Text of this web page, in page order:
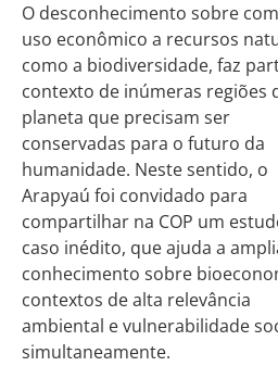
O desconhecimento sobre
uso econômico a recursos
como a biodiversidade, faz
contexto de inúmeras regiões
planeta que precisam ser
conservadas para o futuro da
humanidade. Neste sentido, o
Arapyaú foi convidado para
compartilhar na COP um
caso inédito, que ajuda a
conhecimento sobre
contextos de alta relevância
ambiental e vulnerabilidade
simultaneamente.